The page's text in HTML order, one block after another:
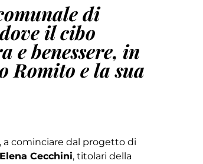
di
il cibo
e benessere, in
Romito e la sua
a cominciare dal progetto di
Cecchini, titolari della